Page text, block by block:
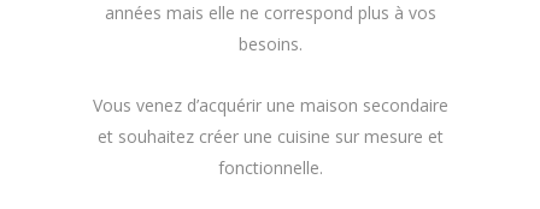
années mais elle ne correspond plus à vos
besoins.
Vous venez d’acquérir une maison secondaire
et souhaitez créer une cuisine sur mesure et
fonctionnelle.